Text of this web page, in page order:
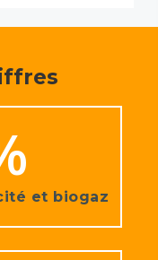
et biogaz